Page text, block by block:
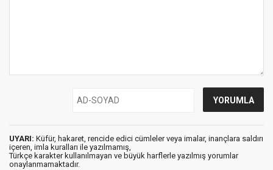
UYARI: Küfür, hakaret, rencide edici cümleler veya imalar, inançlara saldırı
içeren, imla kuralları ile yazılmamış,
Türkçe karakter kullanılmayan ve büyük harflerle yazılmış yorumlar
onaylanmamaktadır.